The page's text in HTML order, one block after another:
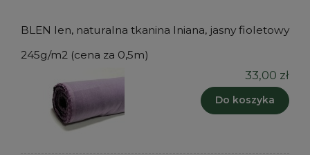
BLEN len, naturalna tkanina lniana, jasny fioletowy
245g/m2 (cena za 0,5m)
33,00 zł
Do koszyka